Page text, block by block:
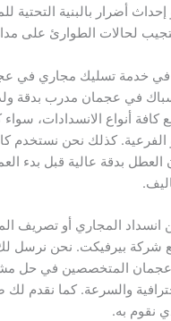
أضرار بالبنية التحتية
لحالات الطوارئ على
في خدمة تسليك مجاري في
في عجمان مدرب بدقة
كافة أنواع الانسدادات،
الفرعية. كذلك نحن نستخدم
العطل بدقة عالية قبل بدء
انسداد المجاري أو تصريف
شركة بيرفيكت. نحن نرسل لك
المتخصصين في حل
والسرعة. كما نقدم لك
نقوم به.